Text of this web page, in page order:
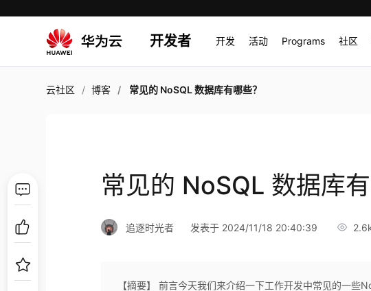
开发者 开发 活动 Programs 社区
云社区 博客 常见的 NoSQL 数据库有哪些？
常见的 NoSQL 数据库有
追逐时光者 发表于 2024/11/18 20:40:39
【摘要】 前言今天我们来介绍一下工作开发中常见的一些